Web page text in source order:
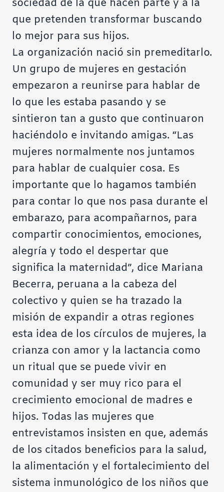
sociedad de la que hacen parte y a la
que pretenden transformar buscando
lo mejor para sus hijos.
La organización nació sin premeditarlo.
Un grupo de mujeres en gestación
empezaron a reunirse para hablar de
lo que les estaba pasando y se
sintieron tan a gusto que continuaron
haciéndolo e invitando amigas. “Las
mujeres normalmente nos juntamos
para hablar de cualquier cosa. Es
importante que lo hagamos también
para contar lo que nos pasa durante el
embarazo, para acompañarnos, para
compartir conocimientos, emociones,
alegría y todo el despertar que
significa la maternidad”, dice Mariana
Becerra, peruana a la cabeza del
colectivo y quien se ha trazado la
misión de expandir a otras regiones
esta idea de los círculos de mujeres, la
crianza con amor y la lactancia como
un ritual que se puede vivir en
comunidad y ser muy rico para el
crecimiento emocional de madres e
hijos. Todas las mujeres que
entrevistamos insisten en que, además
de los citados beneficios para la salud,
la alimentación y el fortalecimiento del
sistema inmunológico de los niños que